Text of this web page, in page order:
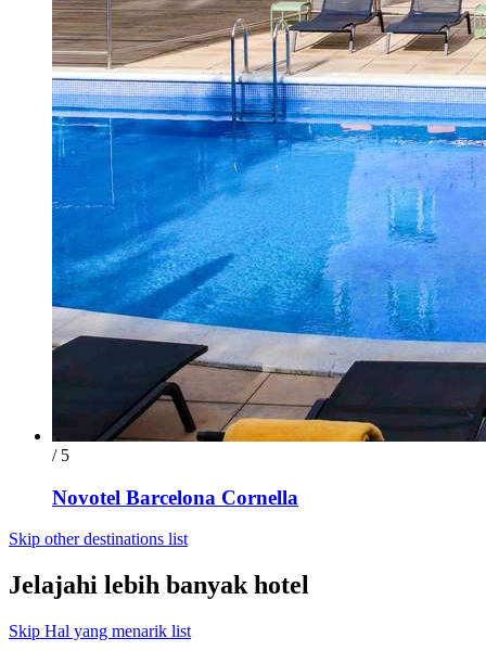
/ 5
Novotel Barcelona Cornella
Skip other destinations list
Jelajahi lebih banyak hotel
Skip Hal yang menarik list